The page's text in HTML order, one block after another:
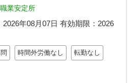
業安定所
2026年08月07日 有効期限： 2026
時間外労働なし 転勤なし